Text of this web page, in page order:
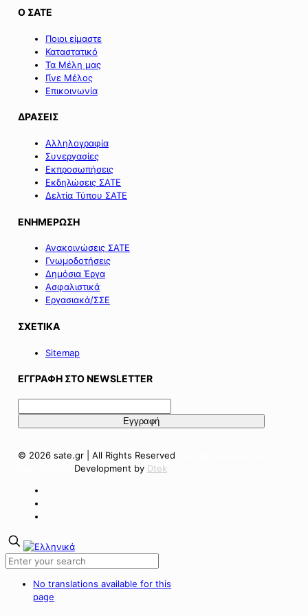
Ο ΣΑΤΕ
Ποιοι είμαστε
Καταστατικό
Τα Μέλη μας
Γίνε Μέλος
Επικοινωνία
ΔΡΑΣΕΙΣ
Αλληλογραφία
Συνεργασίες
Εκπροσωπήσεις
Εκδηλώσεις ΣΑΤΕ
Δελτία Τύπου ΣΑΤΕ
ΕΝΗΜΕΡΩΣΗ
Ανακοινώσεις ΣΑΤΕ
Γνωμοδοτήσεις
Δημόσια Έργα
Ασφαλιστικά
Εργασιακά/ΣΣΕ
ΣΧΕΤΙΚΑ
Sitemap
ΕΓΓΡΑΦΗ ΣΤΟ NEWSLETTER
© 2026 sate.gr | All Rights Reserved
Development by Dtek
No translations available for this
page